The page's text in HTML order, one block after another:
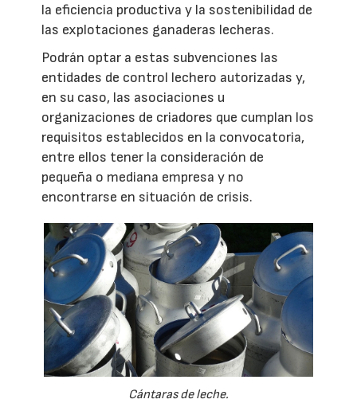
la eficiencia productiva y la sostenibilidad de
las explotaciones ganaderas lecheras.
Podrán optar a estas subvenciones las
entidades de control lechero autorizadas y,
en su caso, las asociaciones u
organizaciones de criadores que cumplan los
requisitos establecidos en la convocatoria,
entre ellos tener la consideración de
pequeña o mediana empresa y no
encontrarse en situación de crisis.
Cántaras de leche.